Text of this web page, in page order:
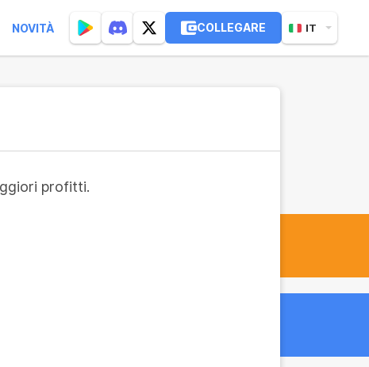
NOVITÀ COLLEGARE IT
profitti.